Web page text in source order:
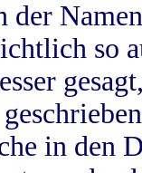
der
so
in